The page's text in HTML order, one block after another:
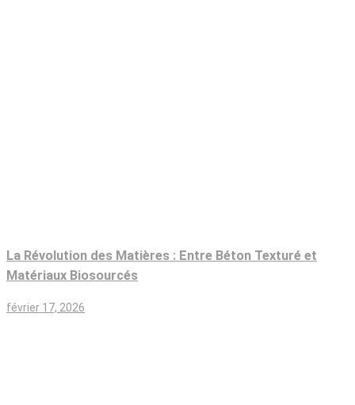
La Révolution des Matières : Entre Béton Texturé et
Matériaux Biosourcés
février 17, 2026